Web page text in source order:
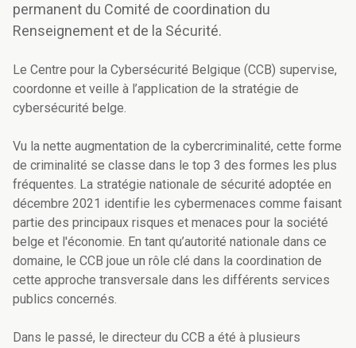
permanent du Comité de coordination du
Renseignement et de la Sécurité.
Le Centre pour la Cybersécurité Belgique (CCB) supervise,
coordonne et veille à l’application de la stratégie de
cybersécurité belge.
Vu la nette augmentation de la cybercriminalité, cette forme
de criminalité se classe dans le top 3 des formes les plus
fréquentes. La stratégie nationale de sécurité adoptée en
décembre 2021 identifie les cybermenaces comme faisant
partie des principaux risques et menaces pour la société
belge et l'économie. En tant qu’autorité nationale dans ce
domaine, le CCB joue un rôle clé dans la coordination de
cette approche transversale dans les différents services
publics concernés.
Dans le passé, le directeur du CCB a été à plusieurs